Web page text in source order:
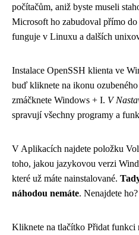
počítačům, aniž byste museli
Microsoft ho zabudoval přímo
funguje v Linuxu a dalších
Instalace OpenSSH klienta ve
buď kliknete na ikonu
zmáčknete Windows + I. V
spravují všechny programy a
V Aplikacích najdete položku
toho, jakou jazykovou verzi
které už máte nainstalované.
náhodou nemáte. Nenajdete
Kliknete na tlačítko Přidat funkci